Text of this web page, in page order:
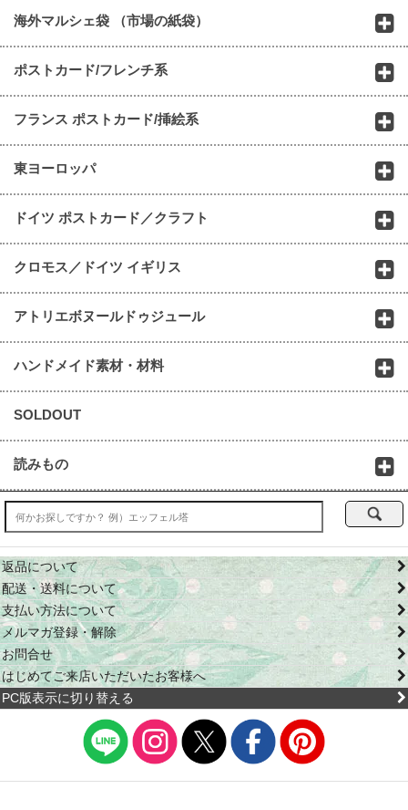
海外マルシェ袋 （市場の紙袋）
ポストカード/フレンチ系
フランス ポストカード/挿絵系
東ヨーロッパ
ドイツ ポストカード／クラフト
クロモス／ドイツ イギリス
アトリエボヌールドゥジュール
ハンドメイド素材・材料
SOLDOUT
読みもの
返品について
配送・送料について
支払い方法について
メルマガ登録・解除
お問合せ
はじめてご来店いただいたお客様へ
PC版表示に切り替える